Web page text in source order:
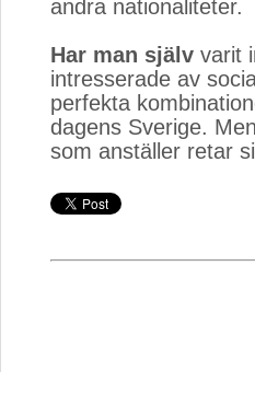
andra nationaliteter.
Har man själv varit
intresserade av
perfekta
dagens Sverige.
som anställer retar